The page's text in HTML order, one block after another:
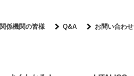
関係機関の皆様 Q&A お問い合わせ